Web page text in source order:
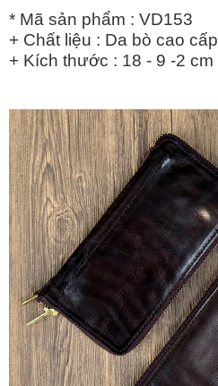
* Mã sản phẩm : VD153
+ Chất liệu : Da bò cao cấp
+ Kích thước : 18 - 9 -2 cm